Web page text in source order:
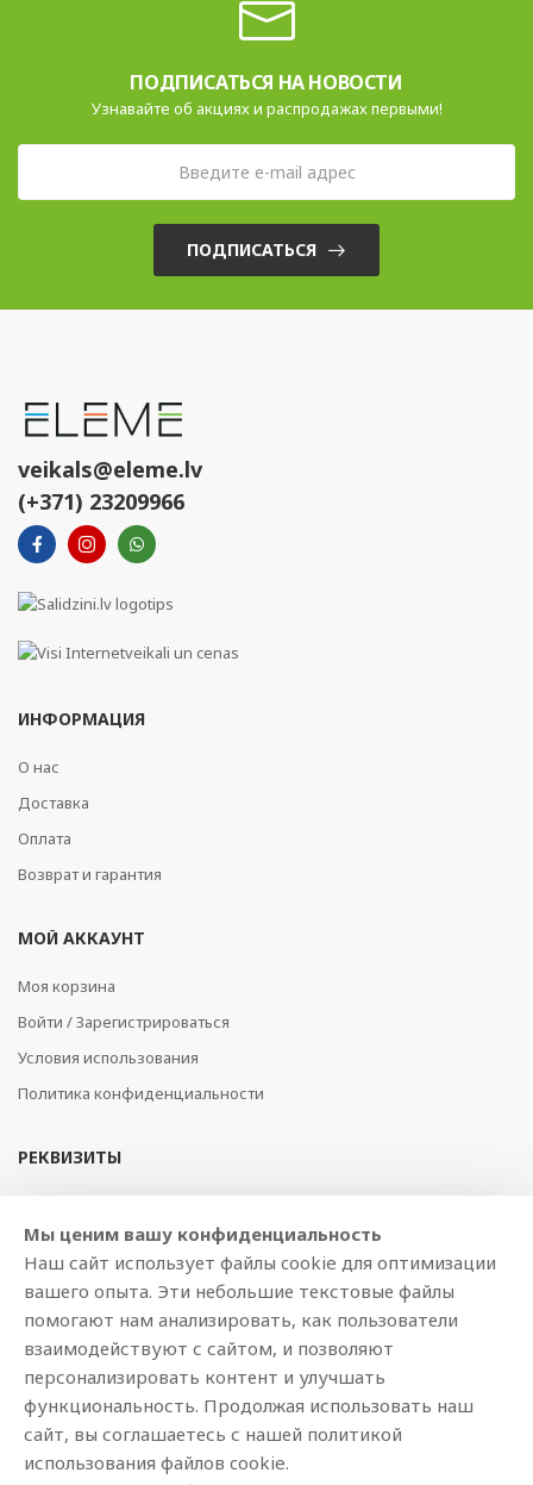
ПОДПИСАТЬСЯ НА НОВОСТИ
Узнавайте об акциях и распродажах первыми!
ПОДПИСАТЬСЯ
veikals@eleme.lv
(+371) 23209966
ИНФОРМАЦИЯ
О нас
Доставка
Оплата
Возврат и гарантия
МОЙ АККАУНТ
Моя корзина
Войти / Зарегистрироваться
Условия использования
Политика конфиденциальности
РЕКВИЗИТЫ
Reģ Nr. 40003979897
Brīvības gatve 214b, Rīga, LV-1039, Latvija
AS Swedbank, HABALV22
LV53HABA0551019240274
Мы ценим вашу конфиденциальность
Наш сайт использует файлы cookie для оптимизации
вашего опыта. Эти небольшие текстовые файлы
помогают нам анализировать, как пользователи
взаимодействуют с сайтом, и позволяют
персонализировать контент и улучшать
функциональность. Продолжая использовать наш
сайт, вы соглашаетесь с нашей политикой
использования файлов cookie.